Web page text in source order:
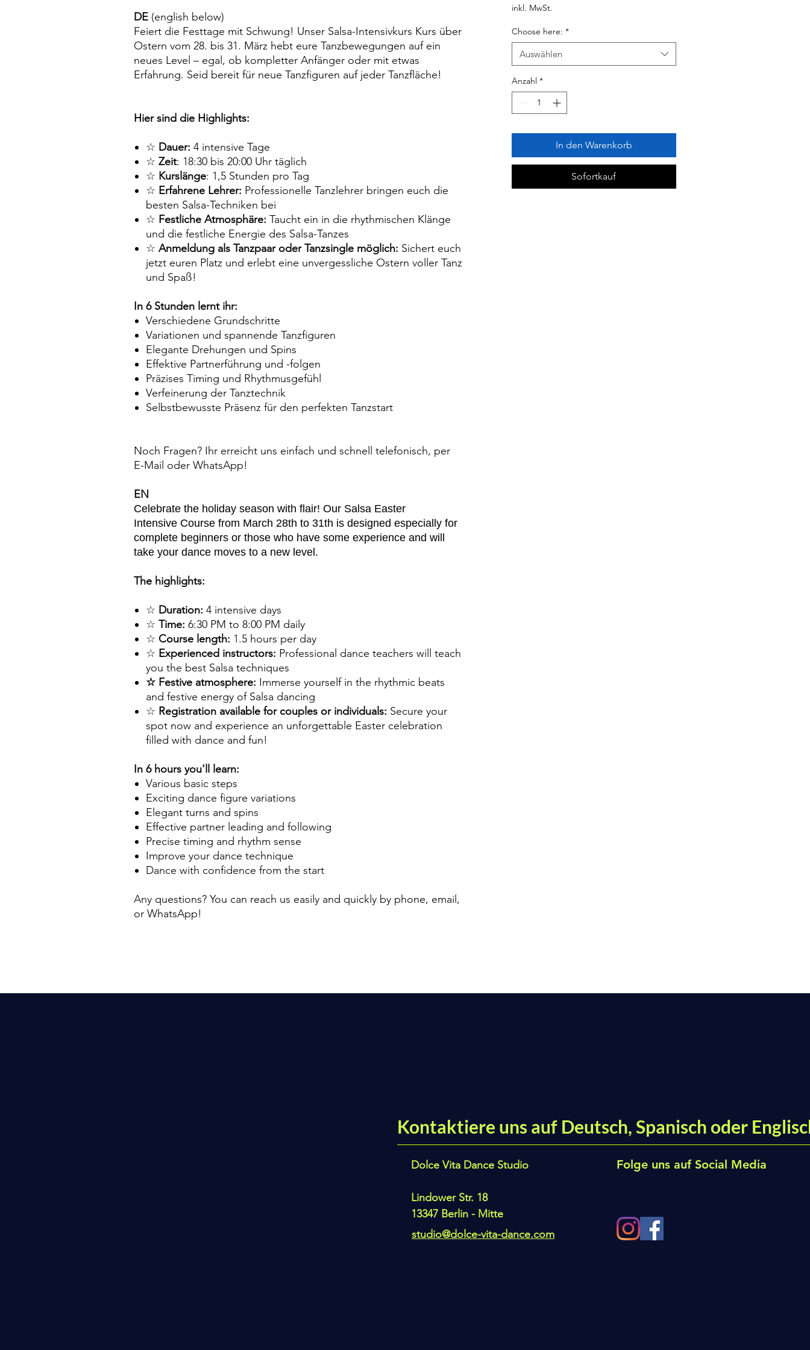
DE (english below)
Feiert die Festtage mit Schwung! Unser Salsa-Intensivkurs Kurs über
Ostern vom 28. bis 31. März hebt eure Tanzbewegungen auf ein
neues Level – egal, ob kompletter Anfänger oder mit etwas
Erfahrung. Seid bereit für neue Tanzfiguren auf jeder Tanzfläche!
Hier sind die Highlights:
☆ Dauer: 4 intensive Tage
☆ Zeit: 18:30 bis 20:00 Uhr täglich
☆ Kurslänge: 1,5 Stunden pro Tag
☆ Erfahrene Lehrer: Professionelle Tanzlehrer bringen euch die
besten Salsa-Techniken bei
☆ Festliche Atmosphäre: Taucht ein in die rhythmischen Klänge
und die festliche Energie des Salsa-Tanzes
☆ Anmeldung als Tanzpaar oder Tanzsingle möglich: Sichert euch
jetzt euren Platz und erlebt eine unvergessliche Ostern voller Tanz
und Spaß!
In 6 Stunden lernt ihr:
Verschiedene Grundschritte
Variationen und spannende Tanzfiguren
Elegante Drehungen und Spins
Effektive Partnerführung und -folgen
Präzises Timing und Rhythmusgefühl
Verfeinerung der Tanztechnik
Selbstbewusste Präsenz für den perfekten Tanzstart
Noch Fragen? Ihr erreicht uns einfach und schnell telefonisch, per
E-Mail oder WhatsApp!
EN
Celebrate the holiday season with flair! Our Salsa Easter
Intensive Course from March 28th to 31th is designed especially for
complete beginners or those who have some experience and will
take your dance moves to a new level.
The highlights:
☆ Duration: 4 intensive days
☆ Time: 6:30 PM to 8:00 PM daily
☆ Course length: 1.5 hours per day
☆ Experienced instructors: Professional dance teachers will teach
you the best Salsa techniques
☆ Festive atmosphere: Immerse yourself in the rhythmic beats
and festive energy of Salsa dancing
☆ Registration available for couples or individuals: Secure your
spot now and experience an unforgettable Easter celebration
filled with dance and fun!
In 6 hours you'll learn:
Various basic steps
Exciting dance figure variations
Elegant turns and spins
Effective partner leading and following
Precise timing and rhythm sense
Improve your dance technique
Dance with confidence from the start
Any questions? You can reach us easily and quickly by phone, email,
or WhatsApp!
inkl. MwSt.
Choose here: *
Auswählen
Anzahl *
In den Warenkorb
Sofortkauf
Kontaktiere uns auf Deutsch, Spanisch oder
Dolce Vita Dance Studio Folge uns auf Social Media
Lindower Str. 18
13347 Berlin - Mitte
studio@dolce-vita-dance.com